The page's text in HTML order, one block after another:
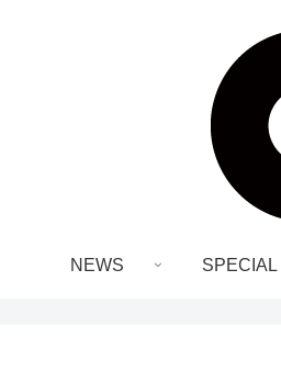
NEWS SPECIAL